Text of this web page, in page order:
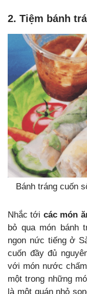
2. Tiệm bánh
Bánh tráng cuốn
Nhắc tới các món
bỏ qua món bánh
ngon nức tiếng ở
cuốn đầy đủ
với món nước
một trong những
là một quán nhỏ